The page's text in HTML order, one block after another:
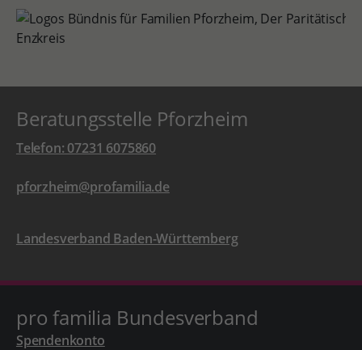
Beratungsstelle Pforzheim
Telefon: 07231 6075860
pforzheim@profamilia.de
Landesverband Baden-Württemberg
pro familia Bundesverband
Spendenkonto